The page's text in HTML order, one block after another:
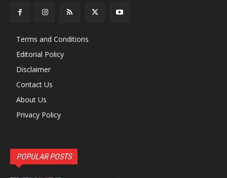
Terms and Conditions
Editorial Policy
Disclaimer
Contact Us
About Us
Privacy Policy
POPULAR POSTS